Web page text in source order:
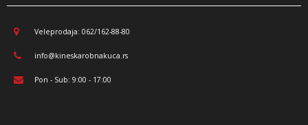
Veleprodaja: 062/162-88-80
info@kineskarobnakuca.rs
Pon - Sub: 9:00 - 17:00